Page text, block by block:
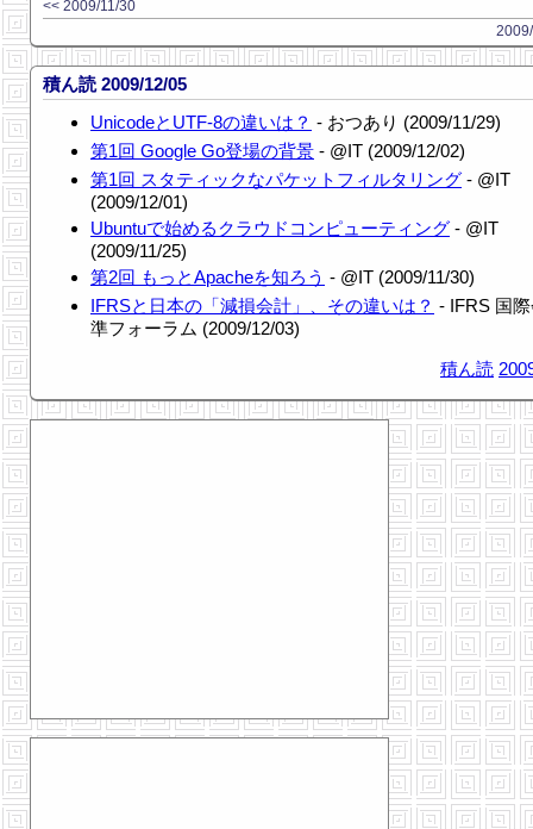
<< 2009/11/30
積ん読 2009/12/05
UnicodeとUTF-8の違いは？ - おつあり (2009/11/29)
第1回 Google Go登場の背景 - @IT (2009/12/02)
第1回 スタティックなパケットフィルタリング - @IT
(2009/12/01)
Ubuntuで始めるクラウドコンピューティング - @IT
(2009/11/25)
第2回 もっとApacheを知ろう - @IT (2009/11/30)
IFRSと日本の「減損会計」、その違いは？ - IFRS 国
準フォーラム (2009/12/03)
積ん読